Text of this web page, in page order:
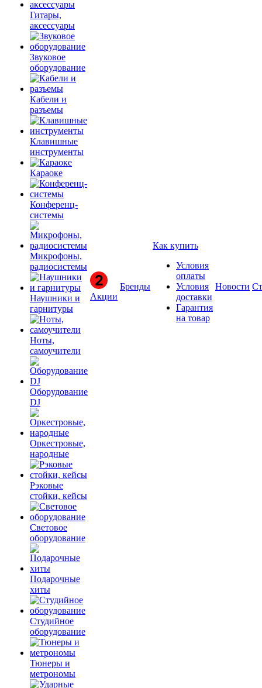
Гитары,
аксессуары
Звуковое
оборудование
Кабели и
разъемы
Клавишные
инструменты
Караоке
Конференц-
системы
Микрофоны,
радиосистемы
Наушники и
гарнитуры
Ноты,
самоучители
Оборудование
DJ
Оркестровые,
народные
Рэковые
стойки, кейсы
Световое
оборудование
Подарочные
хиты
Студийное
оборудование
Тюнеры и
метрономы
Акции
Бренды
Как купить
Условия
оплаты
Условия
доставки
Гарантия
на товар
Новости